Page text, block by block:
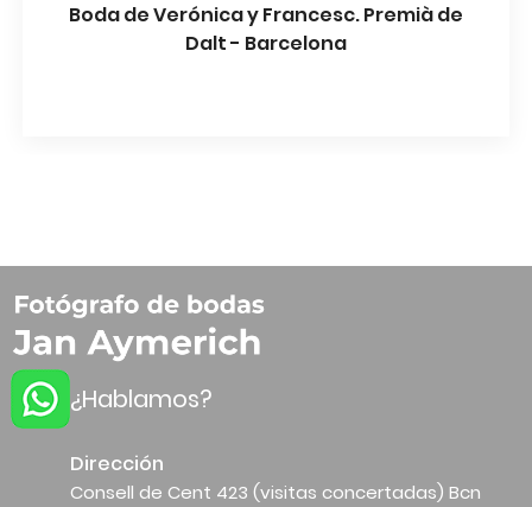
Boda de Verónica y Francesc. Premià de
Dalt - Barcelona
¿Hablamos?
Dirección
Consell de Cent 423 (visitas concertadas) Bcn